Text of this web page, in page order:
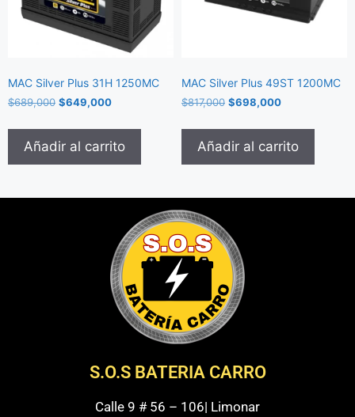
MAC Silver Plus 31H 1250MC
$689,000 $649,000
Añadir al carrito
MAC Silver Plus 49ST 1200MC
$817,000 $698,000
Añadir al carrito
S.O.S BATERIA CARRO
Calle 9 # 56 – 106| Limonar